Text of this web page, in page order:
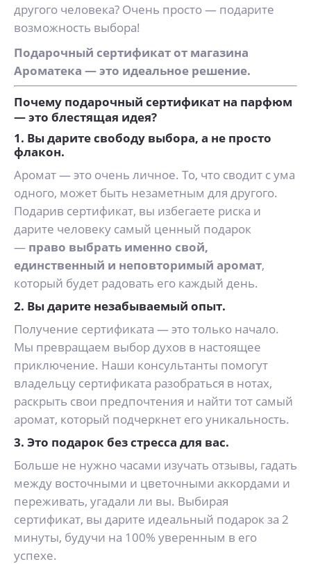
другого человека? Очень просто — подарите
возможность выбора!
Подарочный сертификат от магазина
Ароматека — это идеальное решение.
Почему подарочный сертификат на парфюм
— это блестящая идея?
1. Вы дарите свободу выбора, а не просто
флакон.
Аромат — это очень личное. То, что сводит с ума
одного, может быть незаметным для другого.
Подарив сертификат, вы избегаете риска и
дарите человеку самый ценный подарок
— право выбрать именно свой,
единственный и неповторимый аромат,
который будет радовать его каждый день.
2. Вы дарите незабываемый опыт.
Получение сертификата — это только начало.
Мы превращаем выбор духов в настоящее
приключение. Наши консультанты помогут
владельцу сертификата разобраться в нотах,
раскрыть свои предпочтения и найти тот самый
аромат, который подчеркнет его уникальность.
3. Это подарок без стресса для вас.
Больше не нужно часами изучать отзывы, гадать
между восточными и цветочными аккордами и
переживать, угадали ли вы. Выбирая
сертификат, вы дарите идеальный подарок за 2
минуты, будучи на 100% уверенным в его
успехе.